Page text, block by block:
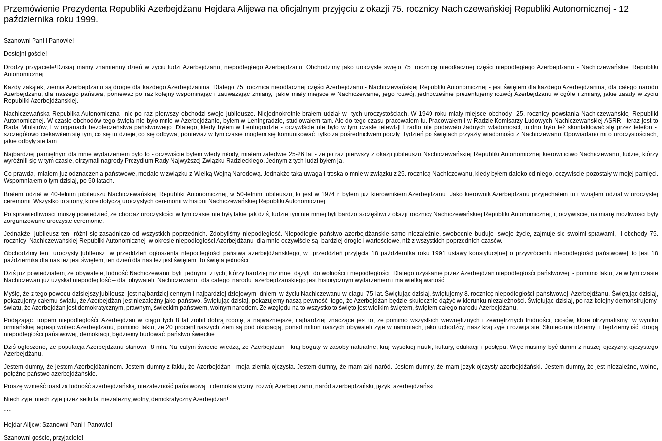
Przemówienie Prezydenta Republiki Azerbejdżanu Hejdara Alijewa na oficjalnym przyjęciu z okazji 75. rocznicy Nachiczewańskiej Republiki Autonomicznej - 12
października roku 1999.
Szanowni Pani i Panowie!
Dostojni goście!
Drodzy przyjaciele!Dzisiaj mamy znamienny dzień w życiu ludzi Azerbejdżanu, niepodległego Azerbejdżanu. Obchodzimy jako uroczyste swięto 75. rocznicę nieodłacznej części niepodległego Azerbejdżanu - Nachiczewańskiej Republiki
Autonomicznej.
Każdy zakątek, ziemia Azerbejdżanu są drogie dla każdego Azerbejdżanina. Dlatego 75. rocznica nieodłacznej części Azerbejdżanu - Nachiczewańskiej Republiki Autonomicznej - jest świętem dla każdego Azerbejdżanina, dla całego narodu
Azerbejdżanu, dla naszego państwa, ponieważ po raz kolejny wspominając i zauważając zmiany, jakie miały miejsce w Nachiczewanie, jego rozwój, jednocześnie prezentujemy rozwój Azerbejdżanu w ogóle i zmiany, jakie zaszły w życiu
Republiki Azerbejdżanskiej.
Nachiczewańska Republika Autonomiczna nie po raz pierwszy obchodzi swoje jubileusze. Niejednokrotnie brałem udział w tych uroczystościach. W 1949 roku miały miejsce obchody 25. rocznicy powstania Nachiczewańskiej Republiki
Autonomicznej. W czasie obchodów tego święta nie było mnie w Azerbejdżanie, byłem w Leningradzie, studiowałem tam. Ale do tego czasu pracowałem tu. Pracowałem i w Radzie Komisarzy Ludowych Nachiczewańskiej ASRR - teraz jest to
Rada Ministrów, i w organach bezpieczeństwa państwowego. Dlatego, kiedy byłem w Leningradzie - oczywiście nie było w tym czasie telewizji i radio nie podawało żadnych wiadomosci, trudno było też skontaktować się przez telefon -
szczegółowo ciekawiłem się tym, co się tu dzieje, co się odbywa, ponieważ w tym czasie mogłem się komunikować tylko za pośrednictwem poczty. Tydzień po świętach przyszły wiadomości z Nachiczewanu. Opowiadano mi o uroczystościach,
jakie odbyły sie tam.
Najbardziej pamiętnym dla mnie wydarzeniem było to - oczywiście byłem wtedy młody, miałem zaledwie 25-26 lat - że po raz pierwszy z okazji jubileuszu Nachiczewańskiej Republiki Autonomicznej kierownictwo Nachiczewanu, ludzie, którzy
wyróżnili się w tym czasie, otrzymali nagrody Prezydium Rady Najwyższej Związku Radzieckiego. Jednym z tych ludzi byłem ja.
Co prawda, miałem już odznaczenia państwowe, medale w związku z Wielką Wojną Narodową. Jednakże taka uwaga i troska o mnie w związku z 25. rocznicą Nachiczewanu, kiedy byłem daleko od niego, oczywiscie pozostały w mojej pamięci.
Wspomniałem o tym dzisiaj, po 50 latach.
Brałem udział w 40-letnim jubileuszu Nachiczewańskiej Republiki Autonomicznej, w 50-letnim jubileuszu, to jest w 1974 r. byłem juz kierownikiem Azerbejdżanu. Jako kierownik Azerbejdżanu przyjechałem tu i wziąłem udział w uroczystej
ceremonii. Wszystko to strony, ktore dotyczą uroczystych ceremonii w historii Nachiczewańskiej Republiki Autonomicznej.
Po sprawiedliwosci muszę powiedzieć, że chociaż uroczystości w tym czasie nie były takie jak dziś, ludzie tym nie mniej byli bardzo szczęśliwi z okazji rocznicy Nachiczewańskiej Republiki Autonomicznej, i, oczywiscie, na miarę mozliwosci były
zorganizowane uroczyste ceremonie.
Jednakże jubileusz ten różni się zasadniczo od wszystkich poprzednich. Zdobyliśmy niepodległość. Niepodległe państwo azerbejdżanskie samo niezależnie, swobodnie buduje swoje życie, zajmuje się swoimi sprawami, i obchody 75.
rocznicy Nachiczewańskiej Republiki Autonomicznej w okresie niepodległości Azerbejdżanu dla mnie oczywiście są bardziej drogie i wartościowe, niż z wszystkich poprzednich czasów.
Obchodzimy ten uroczysty jubileusz w przeddzień ogłoszenia niepodległości państwa azerbejdżanskiego, w przeddzień przyjęcia 18 października roku 1991 ustawy konstytucyjnej o przywróceniu niepodległości państwowej, to jest 18
października dla nas też jest świętem, ten dzień dla nas też jest świętem. To święta jedności.
Dziś już powiedziałem, że obywatele, ludność Nachiczewanu byli jednymi z tych, którzy bardziej niż inne dążyli do wolności i niepodległości. Dlatego uzyskanie przez Azerbejdżan niepodległośći państwowej - pomimo faktu, że w tym czasie
Nachiczewan już uzyskał niepodległość – dla obywateli Nachiczewanu i dla całego narodu azerbejdżanskiego jest historycznym wydarzeniem i ma wielką wartość.
Myślę, że z tego powodu dzisiejszy jubileusz jest najbardziej cennym i najbardziej dziejowym dniem w życiu Nachiczewanu w ciagu 75 lat. Świętując dzisiaj, świętujemy 8. rocznicę niepodległości państwowej Azerbejdżanu. Świętując dzisiaj,
pokazujemy całemu światu, że Azerbejdżan jest niezależny jako państwo. Świętując dzisiaj, pokazujemy naszą pewność tego, że Azerbejdżan będzie skutecznie dążyć w kierunku niezależności. Świętując dzisiaj, po raz kolejny demonstrujemy
światu, że Azerbejdżan jest demokratycznym, prawnym, świeckim państwem, wolnym narodem. Ze względu na to wszystko to święto jest wielkim świętem, świętem całego narodu Azerbejdżanu.
Podążając tropem niepodległośći, Azerbejdżan w ciągu tych 8 lat zrobił dobrą robotę, a najważniejsze, najbardziej znaczące jest to, że pomimo wszystkich wewnętrznych i zewnętrznych trudności, ciosów, ktore otrzymalismy w wyniku
ormiańskiej agresji wobec Azerbejdżanu, pomimo faktu, że 20 procent naszych ziem są pod okupacją, ponad milion naszych obywateli żyje w namiotach, jako uchodźcy, nasz kraj żyje i rozwija sie. Skutecznie idziemy i będziemy iść drogą
niepodległości państwowej, demokracji, będziemy budować państwo świeckie.
Dziś ogłoszono, że populacja Azerbejdżanu stanowi 8 mln. Na całym świecie wiedzą, że Azerbejdżan - kraj bogaty w zasoby naturalne, kraj wysokiej nauki, kultury, edukacji i postępu. Więc musimy być dumni z naszej ojczyzny, ojczystego
Azerbejdżanu.
Jestem dumny, że jestem Azerbejdżaninem. Jestem dumny z faktu, że Azerbejdżan - moja ziemia ojczysta. Jestem dumny, że mam taki naród. Jestem dumny, że mam język ojczysty azerbejdżański. Jestem dumny, że jest niezależne, wolne,
potężne państwo azerbejdżańskie.
Proszę wznieść toast za ludność azerbejdżańską, niezależność państwową i demokratyczny rozwój Azerbejdżanu, naród azerbejdżański, język azerbejdżański.
Niech żyje, niech żyje przez setki lat niezależny, wolny, demokratyczny Azerbejdżan!
***
Hejdar Alijew: Szanowni Pani i Panowie!
Szanowni goście, przyjaciele!